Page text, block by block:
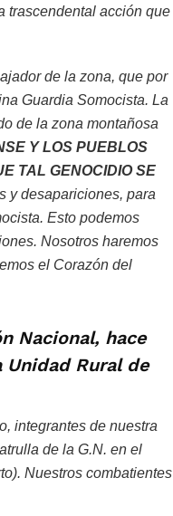
trascendental acción que
de la zona, que por
Guardia Somocista. La
de la zona montañosa
Y LOS PUEBLOS
TAL GENOCIDIO SE
y desapariciones, para
Esto podemos
Nosotros haremos
el Corazón del
Nacional, hace
Rural de
integrantes de nuestra
de la G.N. en el
Nuestros combatientes